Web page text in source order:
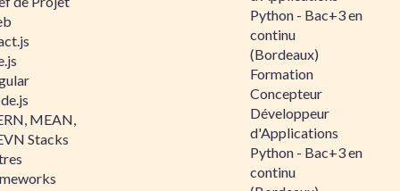
MEAN,
Stacks
Python - Bac+3 en
continu
(Bordeaux)
Formation
Concepteur
Développeur
d'Applications
Python - Bac+3 en
continu